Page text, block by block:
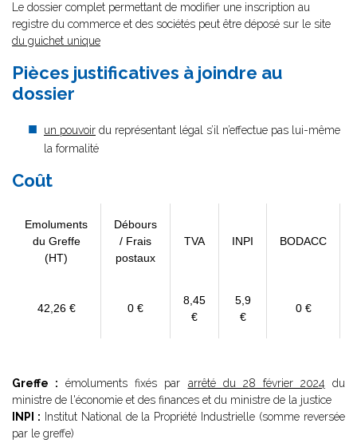
Le dossier complet permettant de modifier une inscription au
registre du commerce et des sociétés peut être déposé sur le site
du guichet unique
Pièces justificatives à joindre au
dossier
un pouvoir du représentant légal s’il n’effectue pas lui-même
la formalité
Coût
Emoluments
du Greffe
(HT)
Débours
/ Frais
postaux
TVA INPI BODACC
42,26 € 0 €
8,45
€
5,9
€
0 €
Greffe : émoluments fixés par arrêté du 28 février 2024 du
ministre de l'économie et des finances et du ministre de la justice
INPI : Institut National de la Propriété Industrielle (somme reversée
par le greffe)